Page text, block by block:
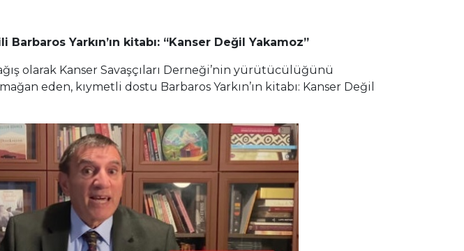
Yarkın’ın kitabı: “Kanser Değil Yakamoz”
olarak Kanser Savaşçıları Derneği’nin yürütücülüğünü
eden, kıymetli dostu Barbaros Yarkın’ın kitabı: Kanser Değil